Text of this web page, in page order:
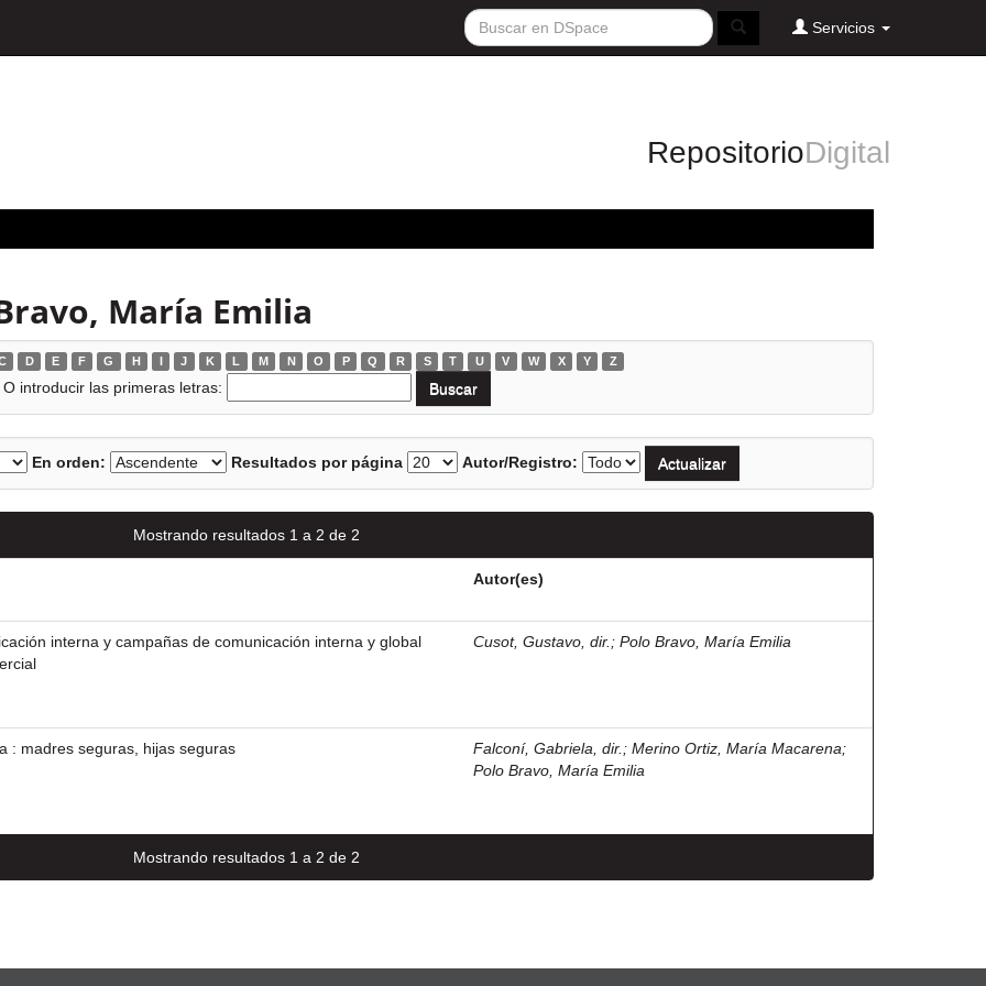
Servicios
RepositorioDigital
María Emilia
D E F G H I J K L M N O P Q R S T U V W X Y Z
O introducir las primeras letras:
En orden: Resultados por página Autor/Registro:
Mostrando resultados 1 a 2 de 2
Autor(es)
interna y campañas de comunicación interna y global
Cusot, Gustavo, dir. ; Polo Bravo, María Emilia
: madres seguras, hijas seguras Falconí, Gabriela, dir. ; Merino Ortiz, María Macarena;
Polo Bravo, María Emilia
Mostrando resultados 1 a 2 de 2